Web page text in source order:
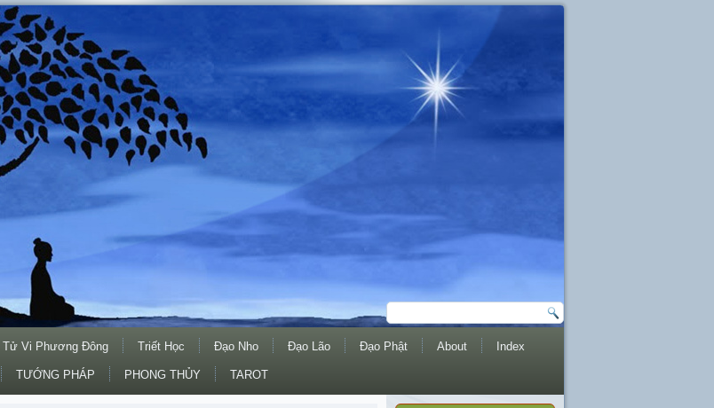
Tử Vi Phương Đông Triết Học Đạo Nho Đạo Lão Đạo Phật About Index
TƯỚNG PHÁP PHONG THỦY TAROT